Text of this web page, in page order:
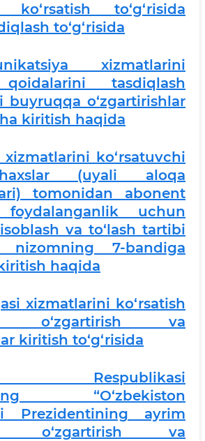
ko‘rsatish to‘g‘risida
to‘g‘risida
xizmatlarini
qoidalarini tasdiqlash
buyruqqa o‘zgartirishlar
kiritish haqida
ko‘rsatuvchi
(uyali aloqa
tomonidan abonent
foydalanganlik uchun
va to‘lash tartibi
nizomning 7-bandiga
haqida
xizmatlarini ko‘rsatish
o‘zgartirish va
kiritish to‘g‘risida
Respublikasi
“O‘zbekiston
Prezidentining ayrim
o‘zgartirish va